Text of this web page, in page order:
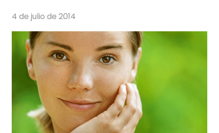
4 de julio de 2014